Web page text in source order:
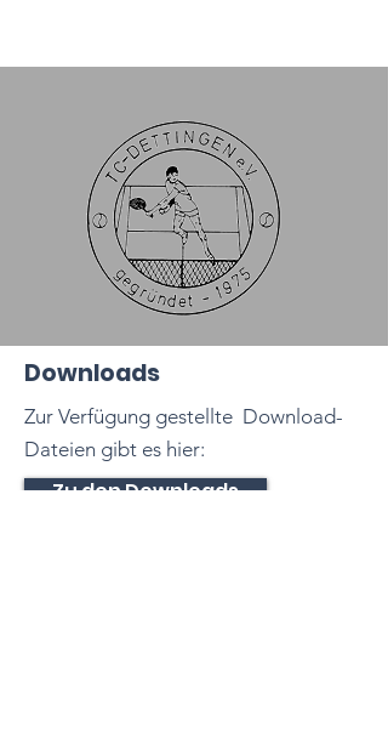
Downloads
Zur Verfügung gestellte Download-
Dateien gibt es hier:
Zu den Downloads